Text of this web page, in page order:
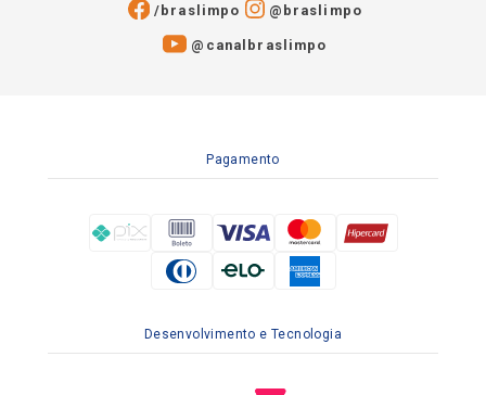
/braslimpo @braslimpo
@canalbraslimpo​
Pagamento
Desenvolvimento e Tecnologia